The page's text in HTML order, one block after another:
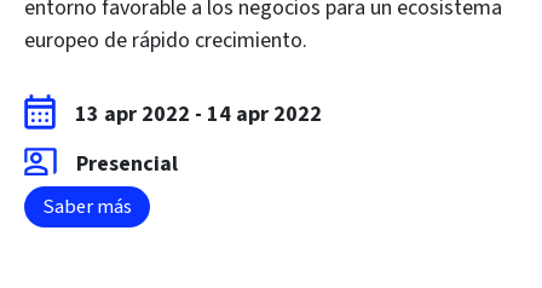
entorno favorable a los negocios para un ecosistema
europeo de rápido crecimiento.
13 apr 2022 - 14 apr 2022
Presencial
Saber más